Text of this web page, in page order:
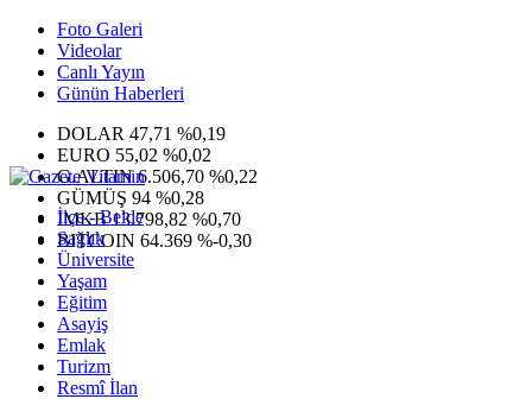
Foto Galeri
Videolar
Canlı Yayın
Günün Haberleri
DOLAR 47,71 %0,19
EURO 55,02 %0,02
G.ALTIN6.506,70 %0,22
GÜMÜŞ 94 %0,28
IMKB13.798,82 %0,70
BITCOIN 64.369 %-0,30
İlçe - Belde
Sağlık
Üniversite
Yaşam
Eğitim
Asayiş
Emlak
Turizm
Resmî İlan